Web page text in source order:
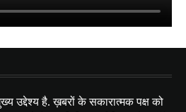
उद्देश्य है. ख़बरों के सकारात्मक पक्ष को